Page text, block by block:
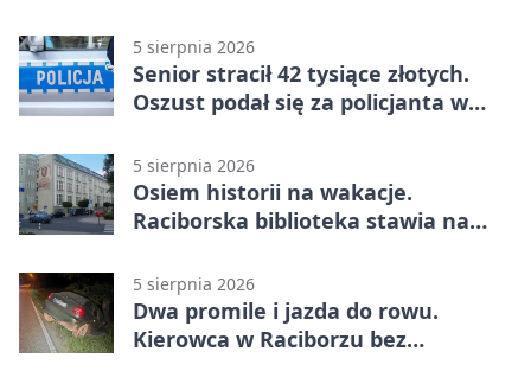
5 sierpnia 2026
Senior stracił 42 tysiące złotych.
Oszust podał się za policjanta w
5 sierpnia 2026
Osiem historii na wakacje.
Raciborska biblioteka stawia na
5 sierpnia 2026
Dwa promile i jazda do rowu.
Kierowca w Raciborzu bez